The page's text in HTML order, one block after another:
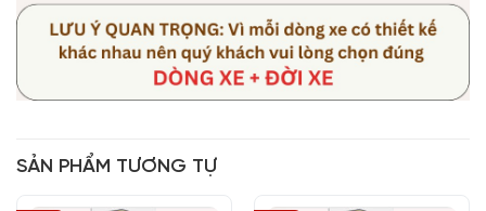
SẢN PHẨM TƯƠNG TỰ